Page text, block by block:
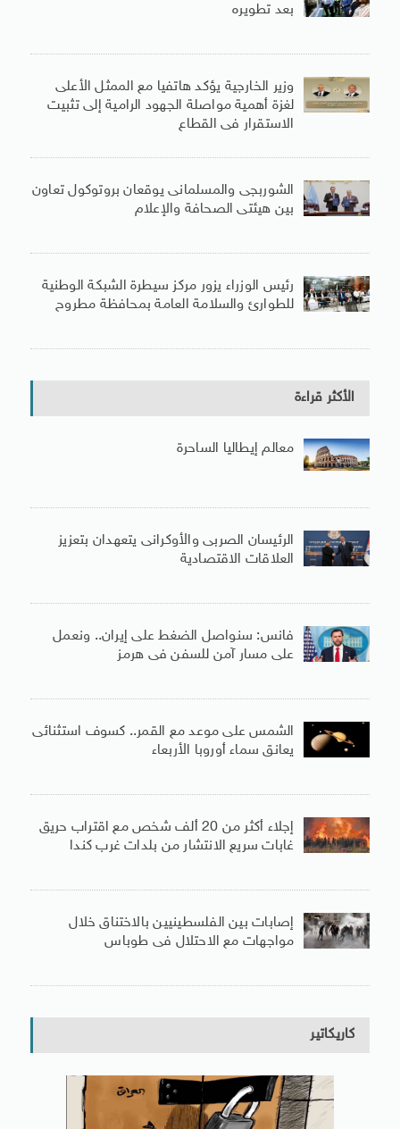
بعد تطويره
وزير الخارجية يؤكد هاتفيا مع الممثل الأعلى
لغزة أهمية مواصلة الجهود الرامية إلى تثبيت
الاستقرار فى القطاع
الشوربجى والمسلمانى يوقعان بروتوكول تعاون
بين هيئتى الصحافة والإعلام
رئيس الوزراء يزور مركز سيطرة الشبكة الوطنية
للطوارئ والسلامة العامة بمحافظة مطروح
الأكثر قراءة
معالم إيطاليا الساحرة
الرئيسان الصربى والأوكرانى يتعهدان بتعزيز
العلاقات الاقتصادية
فانس: سنواصل الضغط على إيران.. ونعمل
على مسار آمن للسفن فى هرمز
الشمس على موعد مع القمر.. كسوف استثنائى
يعانق سماء أوروبا الأربعاء
إجلاء أكثر من 20 ألف شخص مع اقتراب حريق
غابات سريع الانتشار من بلدات غرب كندا
إصابات بين الفلسطينيين بالاختناق خلال
مواجهات مع الاحتلال فى طوباس
كاريكاتير